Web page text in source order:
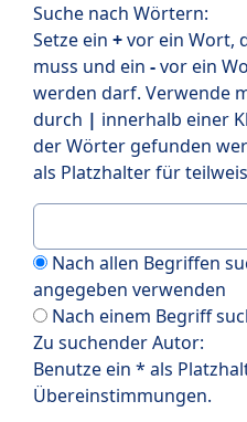
Suche nach Wörtern:
Setze ein +vor ein Wort,
muss und ein -vor ein
werden darf. Verwende
durch | innerhalb einer
der Wörter gefunden
als Platzhalter für
Nach allen Begriffen
angegeben verwenden
Nach einem Begriff
Zu suchender Autor:
Benutze ein * als
Übereinstimmungen.